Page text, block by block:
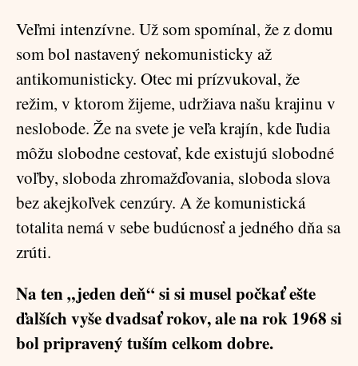
Veľmi intenzívne. Už som spomínal, že z domu
som bol nastavený nekomunisticky až
antikomunisticky. Otec mi prízvukoval, že
režim, v ktorom žijeme, udržiava našu krajinu v
neslobode. Že na svete je veľa krajín, kde ľudia
môžu slobodne cestovať, kde existujú slobodné
voľby, sloboda zhromažďovania, sloboda slova
bez akejkoľvek cenzúry. A že komunistická
totalita nemá v sebe budúcnosť a jedného dňa sa
zrúti.
Na ten „jeden deň“ si si musel počkať ešte
ďalších vyše dvadsať rokov, ale na rok 1968 si
bol pripravený tuším celkom dobre.